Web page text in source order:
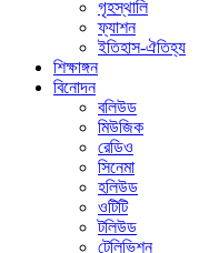
গৃহস্থালি
ফ্যাশন
ইতিহাস-ঐতিহ্য
শিক্ষাঙ্গন
বিনোদন
বলিউড
মিউজিক
রেডিও
সিনেমা
হলিউড
ওটিটি
টলিউড
টেলিভিশন